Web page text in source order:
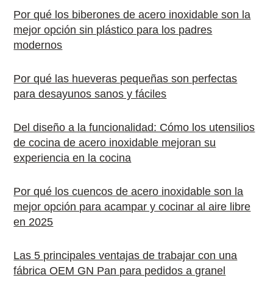
Por qué los biberones de acero inoxidable son la
mejor opción sin plástico para los padres
modernos
Por qué las hueveras pequeñas son perfectas
para desayunos sanos y fáciles
Del diseño a la funcionalidad: Cómo los utensilios
de cocina de acero inoxidable mejoran su
experiencia en la cocina
Por qué los cuencos de acero inoxidable son la
mejor opción para acampar y cocinar al aire libre
en 2025
Las 5 principales ventajas de trabajar con una
fábrica OEM GN Pan para pedidos a granel